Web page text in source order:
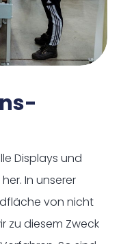
Displays und
In unserer
von nicht
zu diesem Zweck